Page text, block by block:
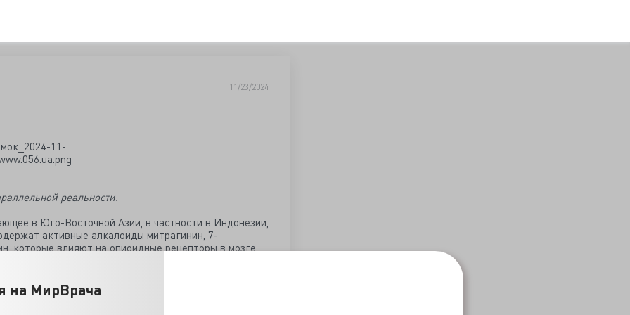
на МирВрача
11/23/2024
реальности.
в Юго-Восточной Азии, в частности в Индонезии,
активные алкалоиды митрагинин, 7-
которые влияют на опиоидные рецепторы в мозге.
стимулирующий или успокаивающий
и вида кратома.
не только с его лечебными свойствами.
как "легальный наркотик", поскольку в небольших